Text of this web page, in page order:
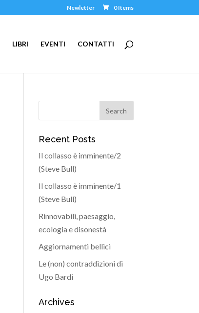
Newletter 0 Items
LIBRI EVENTI CONTATTI
Recent Posts
Il collasso è imminente/2
(Steve Bull)
Il collasso è imminente/1
(Steve Bull)
Rinnovabili, paesaggio,
ecologia e disonestà
Aggiornamenti bellici
Le (non) contraddizioni di
Ugo Bardi
Archives